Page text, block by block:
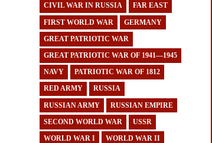
CIVIL WAR IN RUSSIA FAR EAST
FIRST WORLD WAR GERMANY
GREAT PATRIOTIC WAR
GREAT PATRIOTIC WAR OF 1941—1945
NAVY PATRIOTIC WAR OF 1812
RED ARMY RUSSIA
RUSSIAN ARMY RUSSIAN EMPIRE
SECOND WORLD WAR USSR
WORLD WAR I WORLD WAR II